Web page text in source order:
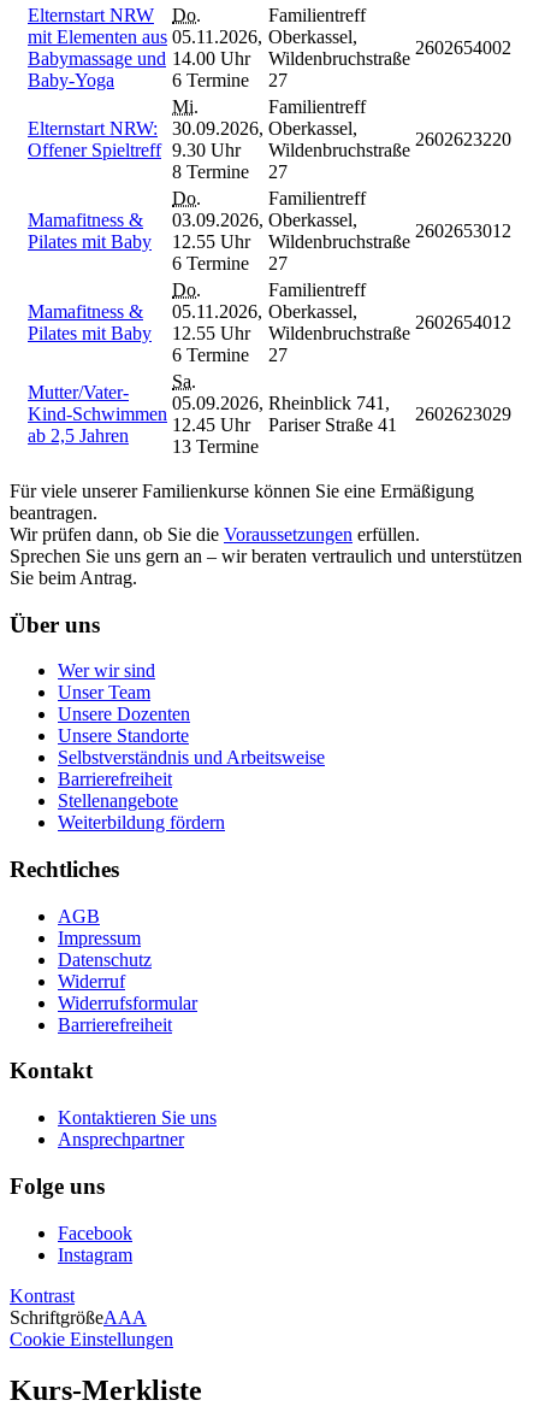
Elternstart NRW
mit Elementen aus
Babymassage und
Baby-Yoga
Do.
05.11.2026,
14.00 Uhr
6 Termine
Familientreff
Oberkassel,
Wildenbruchstraße
27
2602654002
Elternstart NRW:
Offener Spieltreff
Mi.
30.09.2026,
9.30 Uhr
8 Termine
Familientreff
Oberkassel,
Wildenbruchstraße
27
2602623220
Mamafitness &
Pilates mit Baby
Do.
03.09.2026,
12.55 Uhr
6 Termine
Familientreff
Oberkassel,
Wildenbruchstraße
27
2602653012
Mamafitness &
Pilates mit Baby
Do.
05.11.2026,
12.55 Uhr
6 Termine
Familientreff
Oberkassel,
Wildenbruchstraße
27
2602654012
Mutter/Vater-
Kind-Schwimmen
ab 2,5 Jahren
Sa.
05.09.2026,
12.45 Uhr
13 Termine
Rheinblick 741,
Pariser Straße 41
2602623029
Für viele unserer Familienkurse können Sie eine Ermäßigung
beantragen.
Wir prüfen dann, ob Sie die Voraussetzungen erfüllen.
Sprechen Sie uns gern an – wir beraten vertraulich und unterstützen
Sie beim Antrag.
Über uns
Wer wir sind
Unser Team
Unsere Dozenten
Unsere Standorte
Selbstverständnis und Arbeitsweise
Barrierefreiheit
Stellenangebote
Weiterbildung fördern
Rechtliches
AGB
Impressum
Datenschutz
Widerruf
Widerrufsformular
Barrierefreiheit
Kontakt
Kontaktieren Sie uns
Ansprechpartner
Folge uns
Facebook
Instagram
Kontrast
SchriftgrößeAAA
Cookie Einstellungen
Kurs-Merkliste